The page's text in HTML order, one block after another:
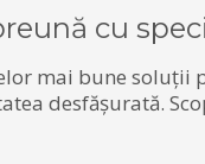
cu
mai bune
desfășurată.